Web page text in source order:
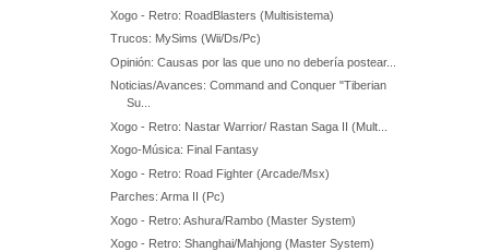
Xogo - Retro: RoadBlasters (Multisistema)
Trucos: MySims (Wii/Ds/Pc)
Opinión: Causas por las que uno no debería postear...
Noticias/Avances: Command and Conquer "Tiberian
Su...
Xogo - Retro: Nastar Warrior/ Rastan Saga II (Mult...
Xogo-Música: Final Fantasy
Xogo - Retro: Road Fighter (Arcade/Msx)
Parches: Arma II (Pc)
Xogo - Retro: Ashura/Rambo (Master System)
Xogo - Retro: Shanghai/Mahjong (Master System)